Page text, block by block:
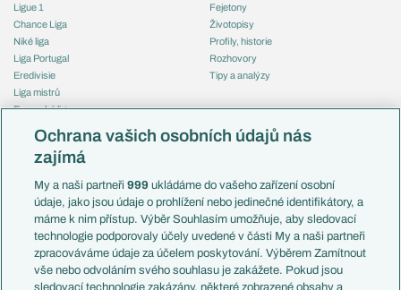
Ligue 1
Chance Liga
Niké liga
Liga Portugal
Eredivisie
Liga mistrů
Evropská liga
Mistrovství světa
Liga národů
Témata
Představení týmů MS
EuroSkauting
PL v kostce
Evropské koeficienty
Přestupy
Fejetony
Životopisy
Profily, historie
Rozhovory
Tipy a analýzy
Česko
Francie
Itálie
Německo
Španělsko
Argentina
Brazílie
Ochrana vašich osobních údajů nás
zajímá
My a naši partneři999 ukládáme do vašeho zařízení osobní
údaje, jako jsou údaje o prohlížení nebo jedinečné identifikátory, a
máme k nim přístup. Výběr Souhlasím umožňuje, aby sledovací
technologie podporovaly účely uvedené v části My a naši partneři
zpracováváme údaje za účelem poskytování. Výběrem Zamítnout
vše nebo odvoláním svého souhlasu je zakážete. Pokud jsou
sledovací technologie zakázány, některé zobrazené obsahy a